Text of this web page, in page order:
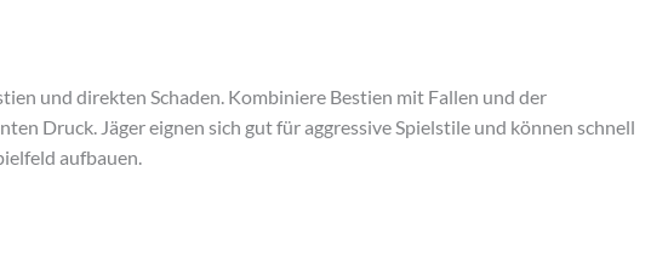
und direkten Schaden. Kombiniere Bestien mit Fallen und der
Druck. Jäger eignen sich gut für aggressive Spielstile und können schnell
aufbauen.